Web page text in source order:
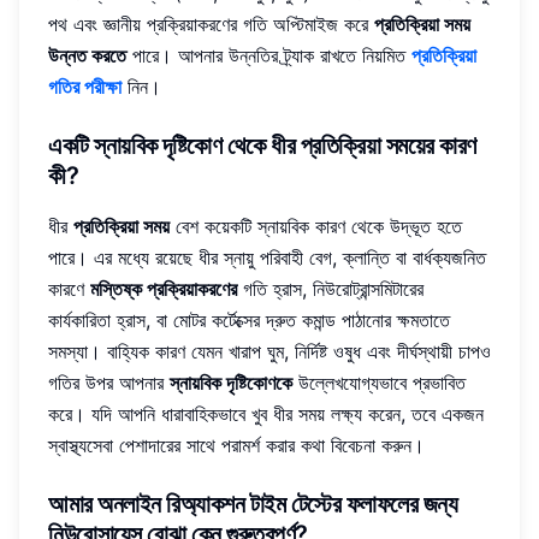
পথ এবং জ্ঞানীয় প্রক্রিয়াকরণের গতি অপ্টিমাইজ করে প্রতিক্রিয়া সময়
উন্নত করতেপারে। আপনার উন্নতির ট্র্যাক রাখতে নিয়মিত প্রতিক্রিয়া
গতির পরীক্ষানিন।
একটি স্নায়বিক দৃষ্টিকোণ থেকে ধীর প্রতিক্রিয়া সময়ের কারণ
কী?
ধীর প্রতিক্রিয়া সময়বেশ কয়েকটি স্নায়বিক কারণ থেকে উদ্ভূত হতে
পারে। এর মধ্যে রয়েছে ধীর স্নায়ু পরিবাহী বেগ, ক্লান্তি বা বার্ধক্যজনিত
কারণে মস্তিষ্ক প্রক্রিয়াকরণেরগতি হ্রাস, নিউরোট্রান্সমিটারের
কার্যকারিতা হ্রাস, বা মোটর কর্টেক্সের দ্রুত কমান্ড পাঠানোর ক্ষমতাতে
সমস্যা। বাহ্যিক কারণ যেমন খারাপ ঘুম, নির্দিষ্ট ওষুধ এবং দীর্ঘস্থায়ী চাপও
গতির উপর আপনারস্নায়বিক দৃষ্টিকোণকেউল্লেখযোগ্যভাবে প্রভাবিত
করে। যদি আপনি ধারাবাহিকভাবে খুব ধীর সময় লক্ষ্য করেন, তবে একজন
স্বাস্থ্যসেবা পেশাদারের সাথে পরামর্শ করার কথা বিবেচনা করুন।
আমার অনলাইন রিঅ্যাকশন টাইম টেস্টের ফলাফলের জন্য